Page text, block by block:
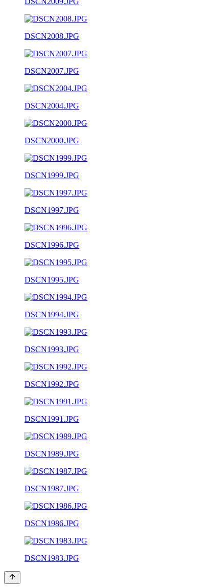
DSCN2008.JPG
DSCN2007.JPG
DSCN2004.JPG
DSCN2000.JPG
DSCN1999.JPG
DSCN1997.JPG
DSCN1996.JPG
DSCN1995.JPG
DSCN1994.JPG
DSCN1993.JPG
DSCN1992.JPG
DSCN1991.JPG
DSCN1989.JPG
DSCN1987.JPG
DSCN1986.JPG
DSCN1983.JPG